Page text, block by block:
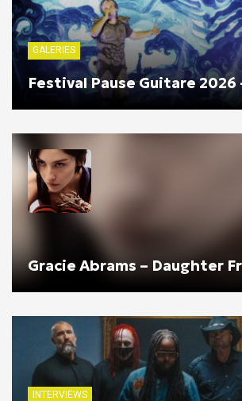
GALERIES
Festival Pause Guitare 2026
Gracie Abrams – Daughter
INTERVIEWS